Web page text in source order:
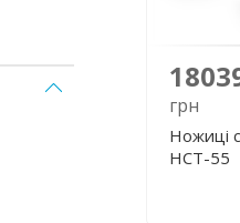
грн
Ножиці
НСТ-55